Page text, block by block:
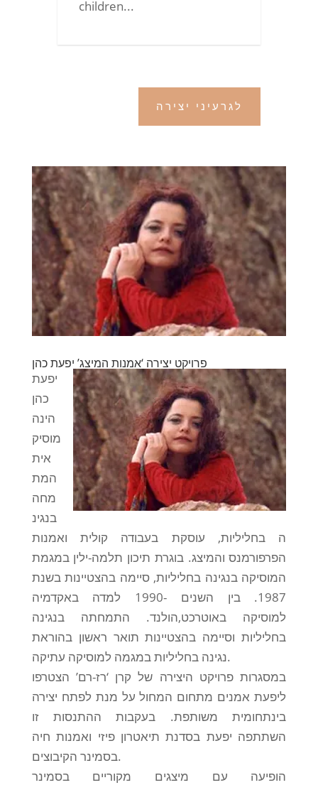
children...
לגרעיני יצירה
פרויקט יצירה ‘אמנות המיצג’ יפעת כהן
יפעת
כהן
הינה
מוסיק
אית
המת
מחה
בנגינ
ה בחליליות, עוסקת בעבודה קולית ואמנות
הפרפורמנס והמיצג. בוגרת תיכון תלמה-ילין במגמת
המוסיקה בנגינה בחליליות, סיימה בהצטיינות בשנת
1987. בין השנים -1990 למדה באקדמיה
למוסיקה באוטרכט,הולנד. התמחתה בנגינה
בחליליות וסיימה בהצטיינות תואר ראשון בהוראת
נגינה בחליליות במגמה למוסיקה עתיקה.
במסגרות פרויקט היצירה של קרן ‘רז-רם’ הצטרפו
ליפעת אמנים מתחום המחול על מנת לפתח יצירה
בינתחומית משותפת. בעקבות ההתנסות זו
השתתפה יפעת בסדנת תיאטרון פיזי ואמנות חיה
בסמינר הקיבוצים.
הופיעה עם מיצגים מקוריים בסמינר